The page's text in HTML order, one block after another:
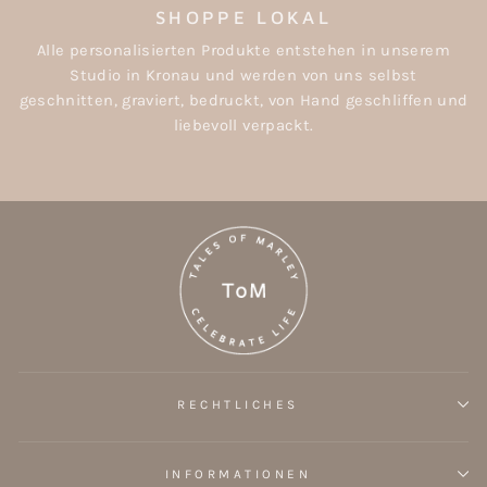
SHOPPE LOKAL
Alle personalisierten Produkte entstehen in unserem
Studio in Kronau und werden von uns selbst
geschnitten, graviert, bedruckt, von Hand geschliffen und
liebevoll verpackt.
RECHTLICHES
INFORMATIONEN